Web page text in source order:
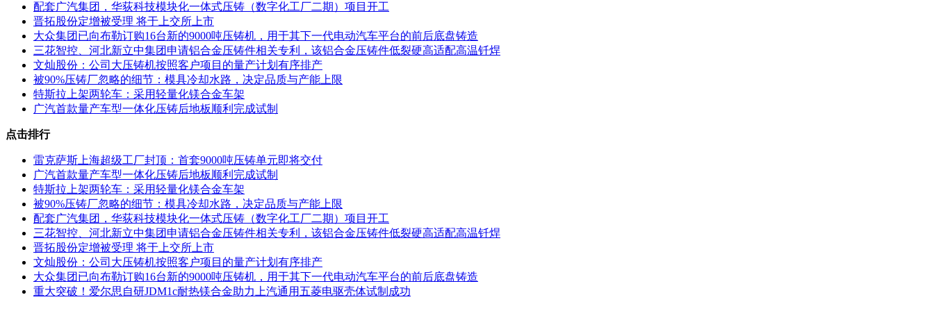
配套广汽集团，华荻科技模块化一体式压铸（数字化工厂二期）项目开工
晋拓股份定增被受理 将于上交所上市
大众集团已向布勒订购16台新的9000吨压铸机，用于其下一代电动汽车平台的前后底盘铸造
三花智控、河北新立中集团申请铝合金压铸件相关专利，该铝合金压铸件低裂硬高适配高温钎焊
文灿股份：公司大压铸机按照客户项目的量产计划有序排产
被90%压铸厂忽略的细节：模具冷却水路，决定品质与产能上限
特斯拉上架两轮车：采用轻量化镁合金车架
广汽首款量产车型一体化压铸后地板顺利完成试制
点击排行
雷克萨斯上海超级工厂封顶：首套9000吨压铸单元即将交付
广汽首款量产车型一体化压铸后地板顺利完成试制
特斯拉上架两轮车：采用轻量化镁合金车架
被90%压铸厂忽略的细节：模具冷却水路，决定品质与产能上限
配套广汽集团，华荻科技模块化一体式压铸（数字化工厂二期）项目开工
三花智控、河北新立中集团申请铝合金压铸件相关专利，该铝合金压铸件低裂硬高适配高温钎焊
晋拓股份定增被受理 将于上交所上市
文灿股份：公司大压铸机按照客户项目的量产计划有序排产
大众集团已向布勒订购16台新的9000吨压铸机，用于其下一代电动汽车平台的前后底盘铸造
重大突破！爱尔思自研JDM1c耐热镁合金助力上汽通用五菱电驱壳体试制成功